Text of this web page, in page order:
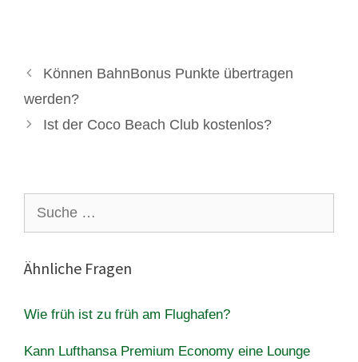
Können BahnBonus Punkte übertragen
werden?
Ist der Coco Beach Club kostenlos?
nach:
Ähnliche Fragen
Wie früh ist zu früh am Flughafen?
Kann Lufthansa Premium Economy eine Lounge